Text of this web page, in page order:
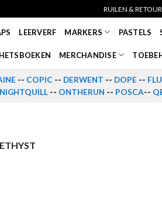
RUILEN &
LEERVERF MARKERS PASTELS
MERCHANDISE
-- COPIC -- DERWENT -- DOPE --
NIGHTQUILL -- ONTHERUN -- POSCA--